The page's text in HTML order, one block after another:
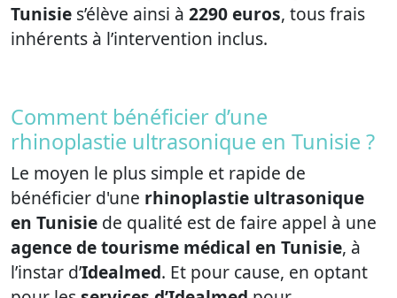
Tunisie s’élève ainsi à 2290 euros, tous frais
inhérents à l’intervention inclus.
Comment bénéficier d’une
rhinoplastie ultrasonique en Tunisie ?
Le moyen le plus simple et rapide de
bénéficier d'une rhinoplastie ultrasonique
en Tunisie de qualité est de faire appel à une
agence de tourisme médical en Tunisie, à
l’instar d’Idealmed. Et pour cause, en optant